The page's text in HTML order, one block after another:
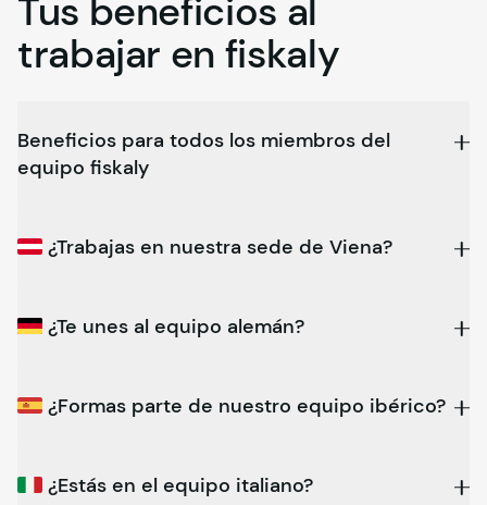
Tus beneficios al
trabajar en fiskaly
Beneficios para todos los miembros del
equipo fiskaly
¿Trabajas en nuestra sede de Viena?
¿Te unes al equipo alemán?
¿Formas parte de nuestro equipo ibérico?
¿Estás en el equipo italiano?